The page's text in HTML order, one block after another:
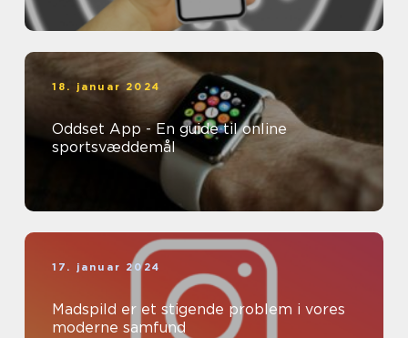
18. januar 2024
Oddset App - En guide til online
sportsvæddemål
17. januar 2024
Madspild er et stigende problem i vores
moderne samfund